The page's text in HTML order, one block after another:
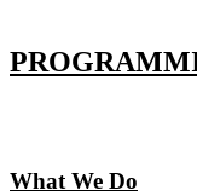
What We Do